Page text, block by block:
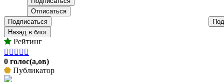
Подписаться
Назад в блог
Рейтинг
    
0 голос(а,ов)
Публикатор